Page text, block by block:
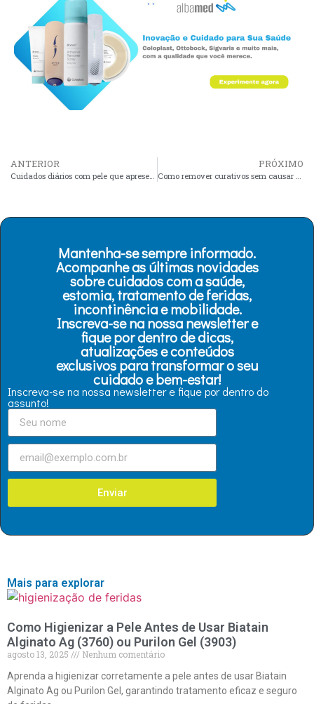
ANTERIOR
Cuidados diários com pele que apresenta alergia a adesivos
PRÓXIMO
Como remover curativos sem causar dor em peles frágeis
Mantenha-se sempre informado.
Acompanhe as últimas novidades
sobre cuidados com a saúde,
estomia, tratamento de feridas,
incontinência e mobilidade.
Inscreva-se na nossa newsletter e
fique por dentro de dicas,
atualizações e conteúdos
exclusivos para transformar o seu
cuidado e bem-estar!
Inscreva-se na nossa newsletter e fique por dentro do
assunto!
Enviar
Mais para explorar
Como Higienizar a Pele Antes de Usar Biatain
Alginato Ag (3760) ou Purilon Gel (3903)
agosto 13, 2025
Nenhum comentário
Aprenda a higienizar corretamente a pele antes de usar Biatain
Alginato Ag ou Purilon Gel, garantindo tratamento eficaz e seguro